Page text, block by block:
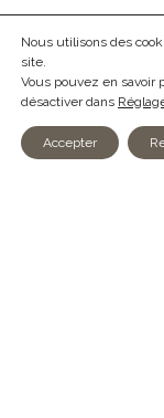
Nous utilisons des
site.
Vous pouvez en savoir
désactiver dans
Accepter